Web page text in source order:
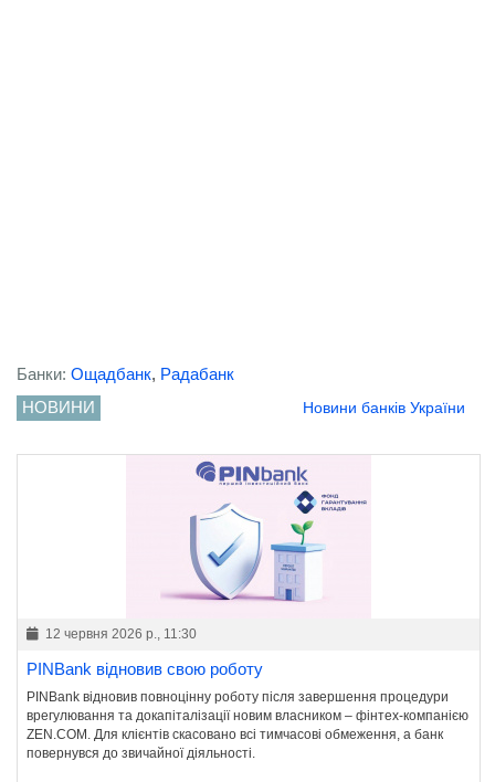
Банки: Ощадбанк, Радабанк
НОВИНИ
Новини банків України
12 червня 2026 р., 11:30
PINBank відновив свою роботу
PINBank відновив повноцінну роботу після завершення процедури
врегулювання та докапіталізації новим власником – фінтех-компанією
ZEN.COM. Для клієнтів скасовано всі тимчасові обмеження, а банк
повернувся до звичайної діяльності.